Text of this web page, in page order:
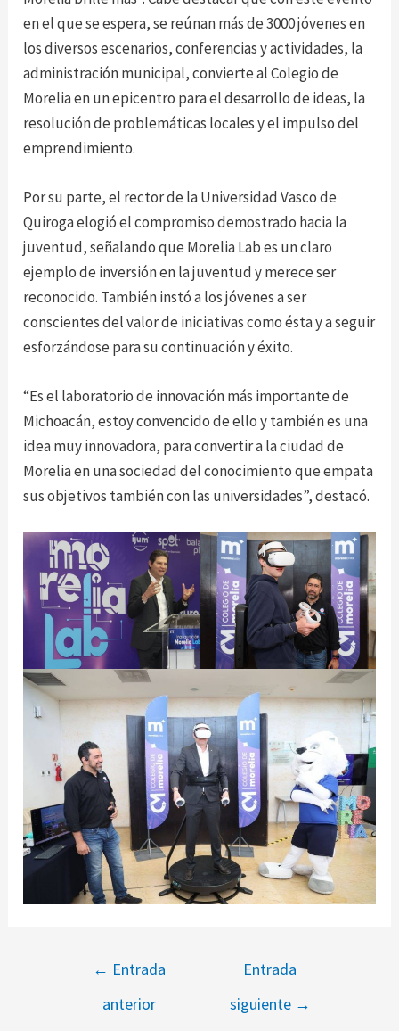
en el que se espera, se reúnan más de 3000 jóvenes en
los diversos escenarios, conferencias y actividades, la
administración municipal, convierte al Colegio de
Morelia en un epicentro para el desarrollo de ideas, la
resolución de problemáticas locales y el impulso del
emprendimiento.
Por su parte, el rector de la Universidad Vasco de
Quiroga elogió el compromiso demostrado hacia la
juventud, señalando que Morelia Lab es un claro
ejemplo de inversión en la juventud y merece ser
reconocido. También instó a los jóvenes a ser
conscientes del valor de iniciativas como ésta y a seguir
esforzándose para su continuación y éxito.
“Es el laboratorio de innovación más importante de
Michoacán, estoy convencido de ello y también es una
idea muy innovadora, para convertir a la ciudad de
Morelia en una sociedad del conocimiento que empata
sus objetivos también con las universidades”, destacó.
← Entrada
anterior
Entrada
siguiente →